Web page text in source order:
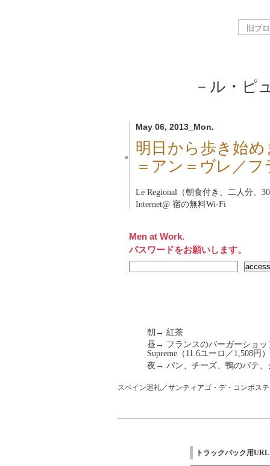
－ル・ピ
May 06, 2013_Mon.
■
明日から歩き始
＝アン＝ヴレ／フ
Le Regional（朝食付き、二人分、
Internet@ 宿の無料Wi-Fi
Men at Work.
パスワードをお願いします。
朝→ 紅茶
昼→ フランスのバーガーショッ
Supreme（11.6ユーロ／1,508円）
夜→ パン、チーズ、鴨のパテ、
スペイン巡礼／サンティアゴ・デ・コンポス
トラックバック用URL